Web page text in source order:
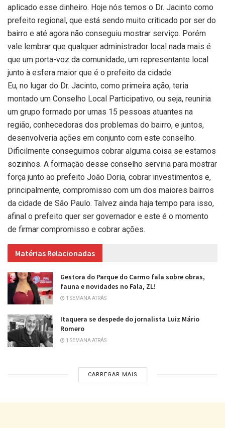
aplicado esse dinheiro. Hoje nós temos o Dr. Jacinto como
prefeito regional, que está sendo muito criticado por ser do
bairro e até agora não conseguiu mostrar serviço. Porém
vale lembrar que qualquer administrador local nada mais é
que um porta-voz da comunidade, um representante local
junto à esfera maior que é o prefeito da cidade.
Eu, no lugar do Dr. Jacinto, como primeira ação, teria
montado um Conselho Local Participativo, ou seja, reuniria
um grupo formado por umas 15 pessoas atuantes na
região, conhecedoras dos problemas do bairro, e juntos,
desenvolveria ações em conjunto com este conselho.
Dificilmente conseguimos cobrar alguma coisa se estamos
sozinhos. A formação desse conselho serviria para mostrar
força junto ao prefeito João Doria, cobrar investimentos e,
principalmente, compromisso com um dos maiores bairros
da cidade de São Paulo. Talvez ainda haja tempo para isso,
afinal o prefeito quer ser governador e este é o momento
de firmar compromisso e cobrar ações.
Matérias Relacionadas
Gestora do Parque do Carmo fala sobre obras,
fauna e novidades no Fala, ZL!
1 SEMANA ATRÁS
Itaquera se despede do jornalista Luiz Mário
Romero
1 SEMANA ATRÁS
CARREGAR MAIS